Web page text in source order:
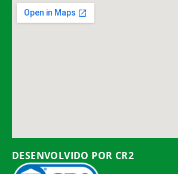
DESENVOLVIDO POR CR2